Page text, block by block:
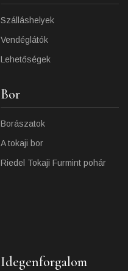
Szálláshelyek
Vendéglátók
Lehetőségek
Bor
Borászatok
A tokaji bor
Riedel Tokaji Furmint pohár
Idegenforgalom